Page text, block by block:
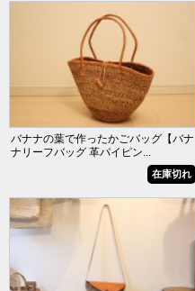
バナナの葉で作ったかごバッグ【バナ
ナリーフバッグ 革パイピン...
在庫切れ